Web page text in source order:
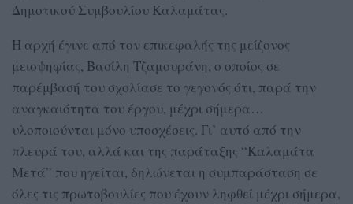
Δημοτικού Συμβουλίου Καλαμάτας.
Η αρχή έγινε από τον επικεφαλής της μείζονος
μειοψηφίας, Βασίλη Τζαμουράνη, ο οποίος σε
παρέμβασή του σχολίασε το γεγονός ότι, παρά την
αναγκαιότητα του έργου, μέχρι σήμερα…
υλοποιούνται μόνο υποσχέσεις. Γι’ αυτό από την
πλευρά του, αλλά και της παράταξης “Καλαμάτα
Μετά” που ηγείται, δηλώνεται η συμπαράσταση σε
όλες τις πρωτοβουλίες που έχουν ληφθεί μέχρι σήμερα,